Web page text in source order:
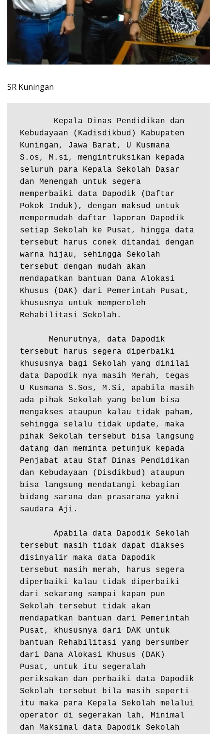
SR Kuningan
Kebudayaan (Kadisdikbud) Kabupaten
Kuningan, Jawa Barat, U Kusmana
S.os, M.si, mengintruksikan kepada
seluruh para Kepala Sekolah Dasar
dan Menengah untuk segera
memperbaiki data Dapodik (Daftar
Pokok Induk), dengan maksud untuk
mempermudah daftar laporan Dapodik
setiap Sekolah ke Pusat, hingga data
tersebut harus conek ditandai dengan
warna hijau, sehingga Sekolah
tersebut dengan mudah akan
mendapatkan bantuan Dana Alokasi
Khusus (DAK) dari Pemerintah Pusat,
khususnya untuk memperoleh
Rehabilitasi Sekolah.
tersebut harus segera diperbaiki
khususnya bagi Sekolah yang dinilai
data Dapodik nya masih Merah, tegas
U Kusmana S.Sos, M.Si, apabila masih
ada pihak Sekolah yang belum bisa
mengakses ataupun kalau tidak paham,
sehingga selalu tidak update, maka
pihak Sekolah tersebut bisa langsung
datang dan meminta petunjuk kepada
Penjabat atau Staf Dinas Pendidikan
dan Kebudayaan (Disdikbud) ataupun
bisa langsung mendatangi kebagian
bidang sarana dan prasarana yakni
saudara Aji.
tersebut masih tidak dapat diakses
disinyalir maka data Dapodik
tersebut masih merah, harus segera
diperbaiki kalau tidak diperbaiki
dari sekarang sampai kapan pun
Sekolah tersebut tidak akan
mendapatkan bantuan dari Pemerintah
Pusat, khususnya dari DAK untuk
bantuan Rehabilitasi yang bersumber
dari Dana Alokasi Khusus (DAK)
Pusat, untuk itu segeralah
periksakan dan perbaiki data Dapodik
Sekolah tersebut bila masih seperti
itu maka para Kepala Sekolah melalui
operator di segerakan lah, Minimal
dan Maksimal data Dapodik Sekolah